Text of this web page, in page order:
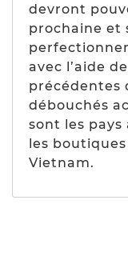
devront
prochaine et
avec l’aide
précédentes
débouchés
sont les
les
Vietnam.